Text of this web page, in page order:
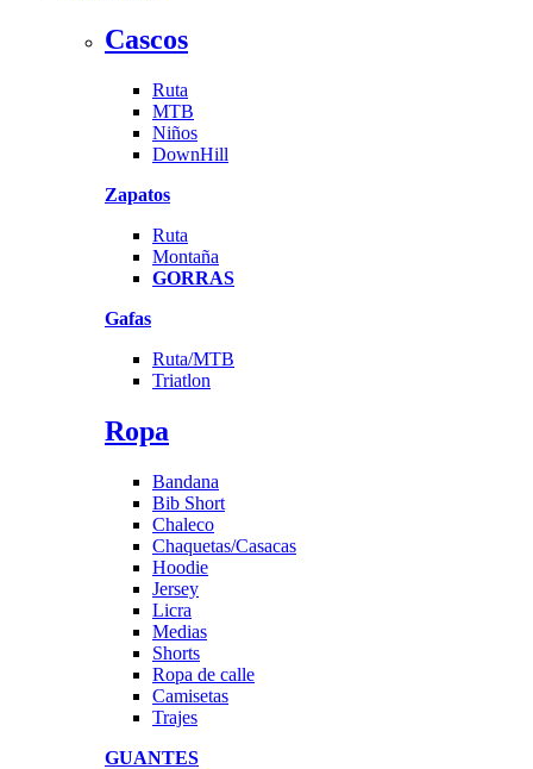
Cascos
Ruta
MTB
Niños
DownHill
Zapatos
Ruta
Montaña
GORRAS
Gafas
Ruta/MTB
Triatlon
Ropa
Bandana
Bib Short
Chaleco
Chaquetas/Casacas
Hoodie
Jersey
Licra
Medias
Shorts
Ropa de calle
Camisetas
Trajes
GUANTES